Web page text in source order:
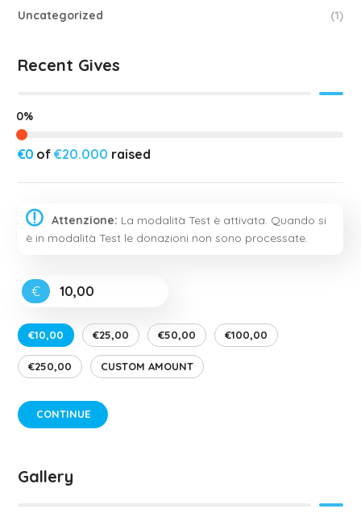
Uncategorized (1)
Recent Gives
€0 of€20.000 raised
0%
Attenzione: La modalità Test è attivata. Quando si
è in modalità Test le donazioni non sono processate.
€
€10,00 €25,00 €50,00 €100,00
€250,00 CUSTOM AMOUNT
CONTINUE
Gallery